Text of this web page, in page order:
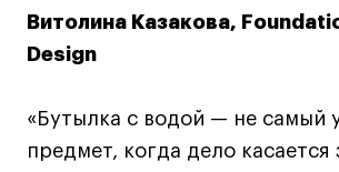
Витолина Казакова,
Design
«Бутылка с водой — не самый
предмет, когда дело касается